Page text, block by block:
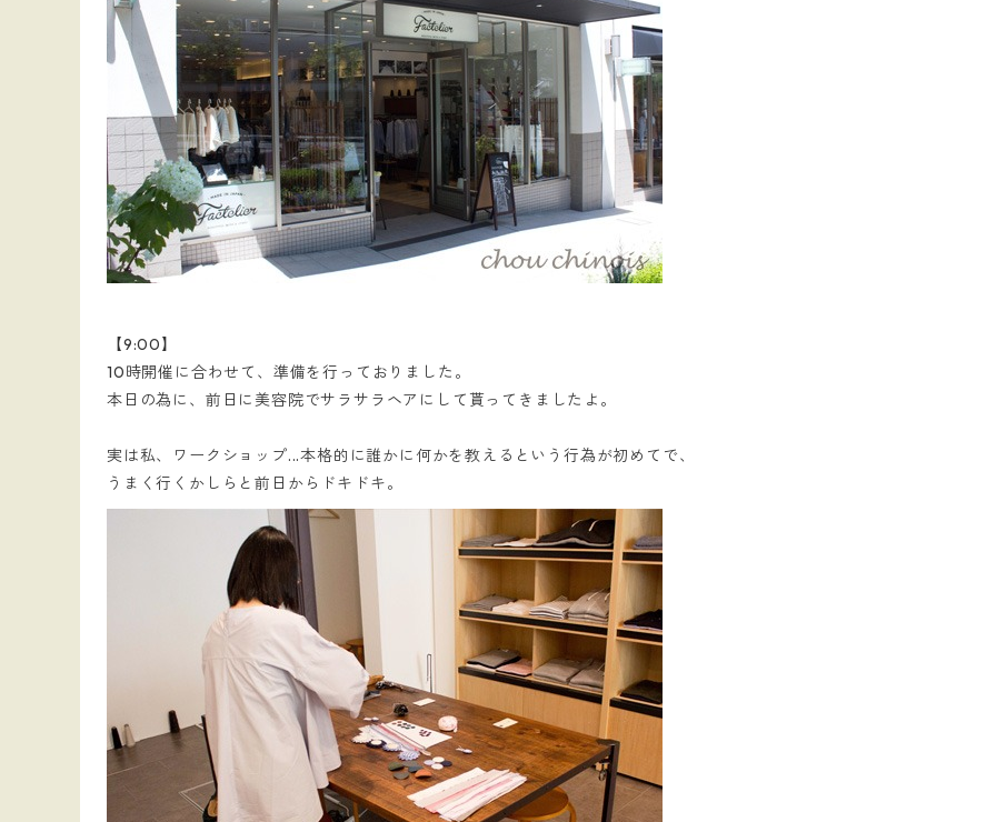
【9:00】
10時開催に合わせて、準備を行っておりました。
本日の為に、前日に美容院でサラサラヘアにして貰ってきましたよ。
実は私、ワークショップ...本格的に誰かに何かを教えるという行為が初めてで、
うまく行くかしらと前日からドキドキ。